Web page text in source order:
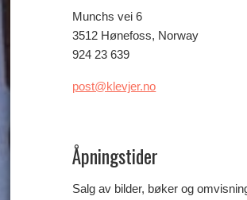
Munchs vei 6
3512 Hønefoss, Norway
924 23 639
post@klevjer.no
Åpningstider
Salg av bilder, bøker og